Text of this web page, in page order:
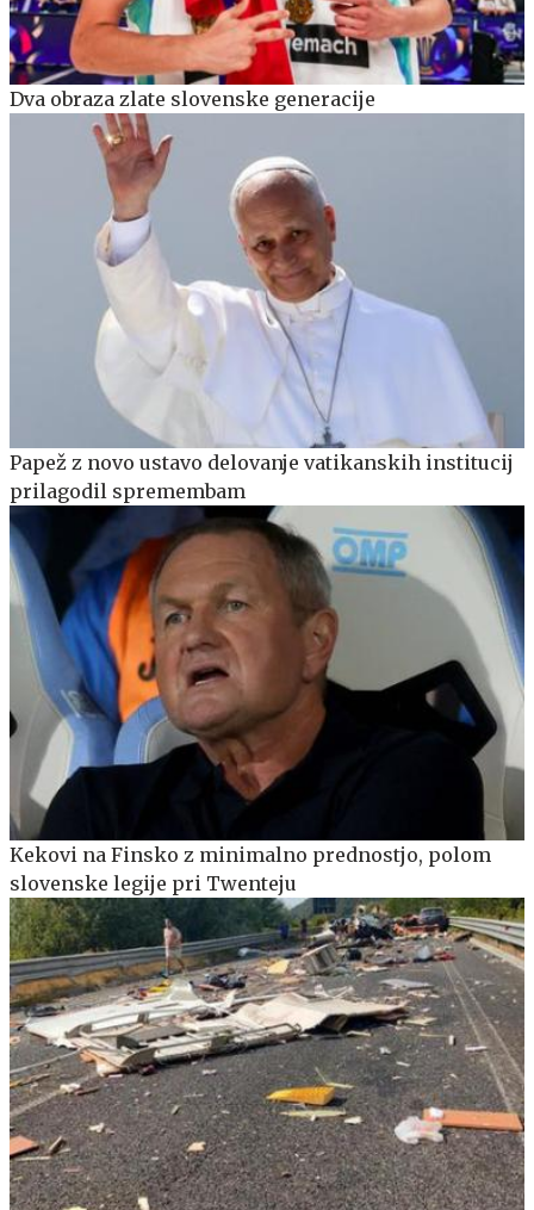
Dva obraza zlate slovenske generacije
Papež z novo ustavo delovanje vatikanskih institucij
prilagodil spremembam
Kekovi na Finsko z minimalno prednostjo, polom
slovenske legije pri Twenteju